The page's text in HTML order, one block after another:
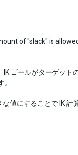
of "slack" is
ゴールがターゲット
値にすることで IK